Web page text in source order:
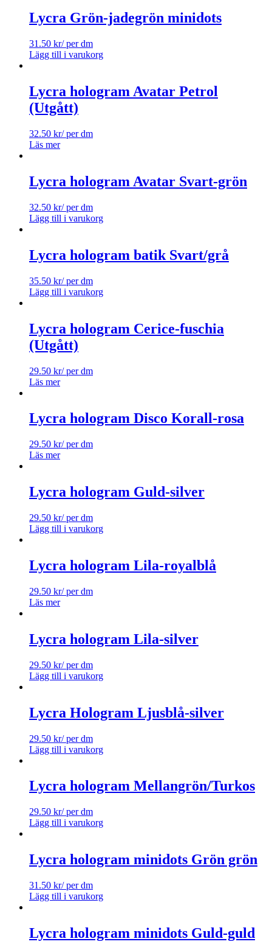
Lycra Grön-jadegrön minidots
31.50 kr/ per dm
Lägg till i varukorg
Lycra hologram Avatar Petrol
(Utgått)
32.50 kr/ per dm
Läs mer
Lycra hologram Avatar Svart-grön
32.50 kr/ per dm
Lägg till i varukorg
Lycra hologram batik Svart/grå
35.50 kr/ per dm
Lägg till i varukorg
Lycra hologram Cerice-fuschia
(Utgått)
29.50 kr/ per dm
Läs mer
Lycra hologram Disco Korall-rosa
29.50 kr/ per dm
Läs mer
Lycra hologram Guld-silver
29.50 kr/ per dm
Lägg till i varukorg
Lycra hologram Lila-royalblå
29.50 kr/ per dm
Läs mer
Lycra hologram Lila-silver
29.50 kr/ per dm
Lägg till i varukorg
Lycra Hologram Ljusblå-silver
29.50 kr/ per dm
Lägg till i varukorg
Lycra hologram Mellangrön/Turkos
29.50 kr/ per dm
Lägg till i varukorg
Lycra hologram minidots Grön grön
31.50 kr/ per dm
Lägg till i varukorg
Lycra hologram minidots Guld-guld